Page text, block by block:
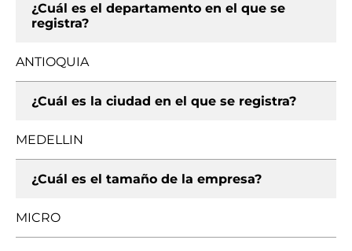
¿Cuál es el departamento en el que se
registra?
ANTIOQUIA
¿Cuál es la ciudad en el que se registra?
MEDELLIN
¿Cuál es el tamaño de la empresa?
MICRO